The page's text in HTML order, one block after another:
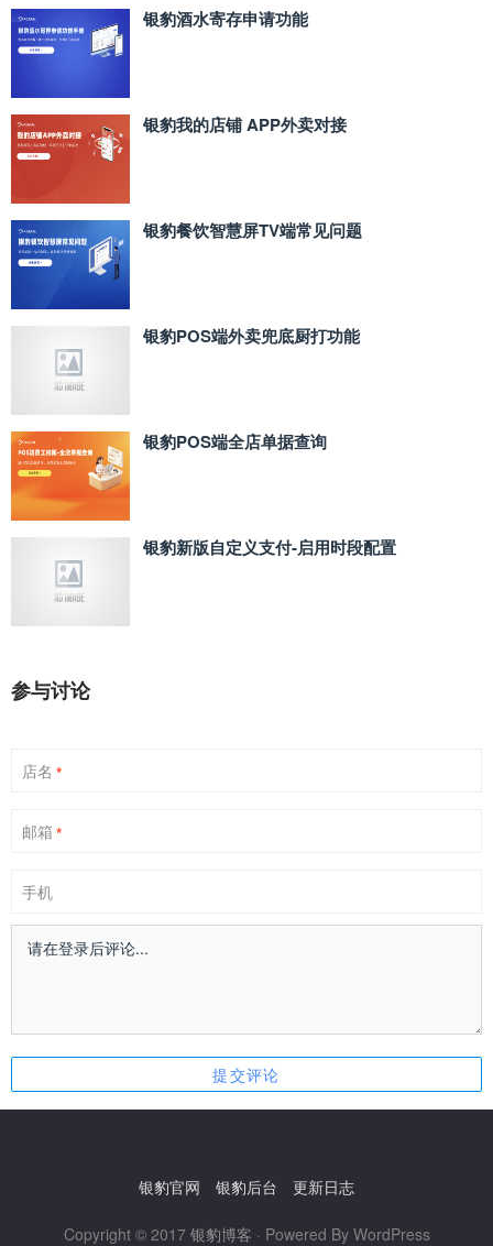
银豹酒水寄存申请功能
银豹我的店铺 APP外卖对接
银豹餐饮智慧屏TV端常见问题
银豹POS端外卖兜底厨打功能
银豹POS端全店单据查询
银豹新版自定义支付‑启用时段配置
参与讨论
店名 *
邮箱 *
手机
银豹官网 银豹后台 更新日志
Copyright © 2017 银豹博客 · Powered By WordPress